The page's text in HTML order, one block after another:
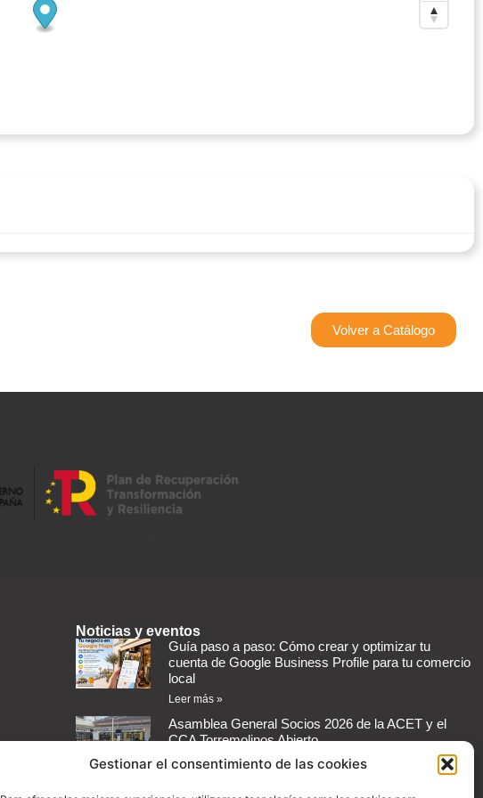
Gestionar el consentimiento de las cookies
Volver a Catálogo
Noticias y eventos
Guía paso a paso: Cómo crear y optimizar tu
cuenta de Google Business Profile para tu comercio
local
Leer más »
Asamblea General Socios 2026 de la ACET y el
CCA Torremolinos Abierto
Leer más »